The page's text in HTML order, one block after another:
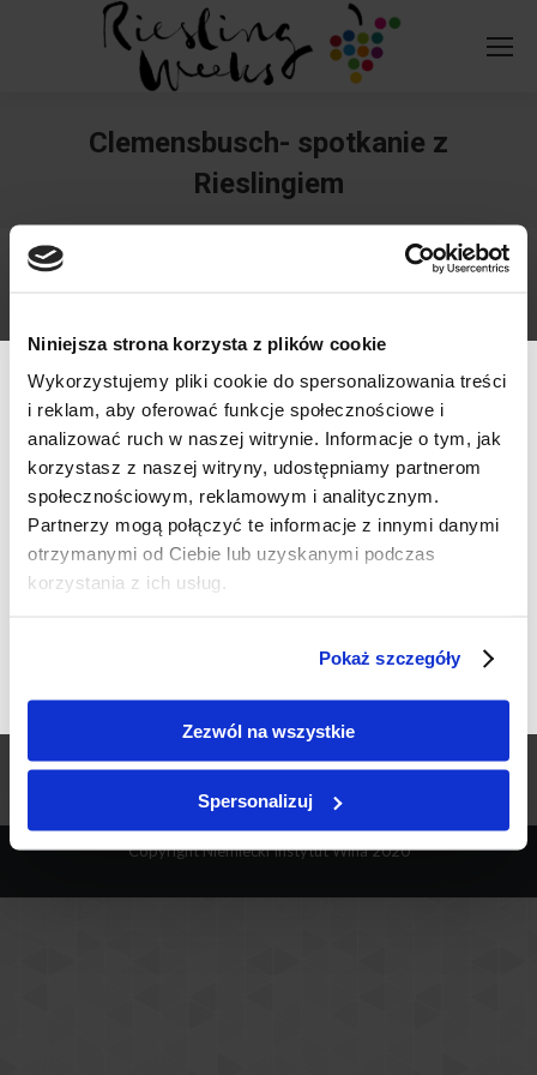
Niniejsza strona korzysta z plików cookie
Wykorzystujemy pliki cookie do spersonalizowania treści
i reklam, aby oferować funkcje społecznościowe i
analizować ruch w naszej witrynie. Informacje o tym, jak
korzystasz z naszej witryny, udostępniamy partnerom
społecznościowym, reklamowym i analitycznym.
Partnerzy mogą połączyć te informacje z innymi danymi
otrzymanymi od Ciebie lub uzyskanymi podczas
korzystania z ich usług.
Pokaż szczegóły
Zezwól na wszystkie
Spersonalizuj
Werfikacja wieku
Czy masz ukończone 18 lat?
Clemensbusch- spotkanie z
Rieslingiem
You are here:
757445577 willaodkrywcow.pl
W każdą sobotę odkryj z nami kolejną odsłonę Rieslinga-
Clemensbusch w roli głównej
Copyright Niemiecki Instytut Wina 2020